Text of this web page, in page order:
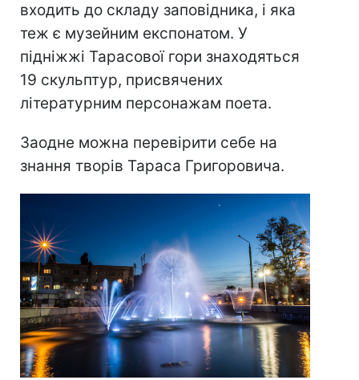
входить до складу заповідника, і яка
теж є музейним експонатом. У
підніжжі Тарасової гори знаходяться
19 скульптур, присвячених
літературним персонажам поета.
Заодне можна перевірити себе на
знання творів Тараса Григоровича.